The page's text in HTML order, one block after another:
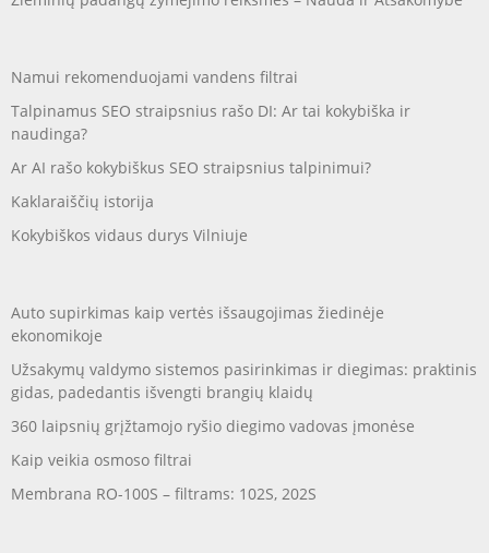
Namui rekomenduojami vandens filtrai
Talpinamus SEO straipsnius rašo DI: Ar tai kokybiška ir
naudinga?
Ar AI rašo kokybiškus SEO straipsnius talpinimui?
Kaklaraiščių istorija
Kokybiškos vidaus durys Vilniuje
Auto supirkimas kaip vertės išsaugojimas žiedinėje
ekonomikoje
Užsakymų valdymo sistemos pasirinkimas ir diegimas: praktinis
gidas, padedantis išvengti brangių klaidų
360 laipsnių grįžtamojo ryšio diegimo vadovas įmonėse
Kaip veikia osmoso filtrai
Membrana RO-100S – filtrams: 102S, 202S